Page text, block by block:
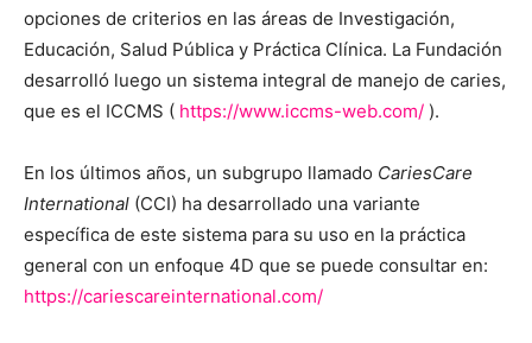
opciones de criterios en las áreas de Investigación,
Educación, Salud Pública y Práctica Clínica. La Fundación
desarrolló luego un sistema integral de manejo de caries,
que es el ICCMS ( https://www.iccms-web.com/ ).
En los últimos años, un subgrupo llamado CariesCare
International (CCI) ha desarrollado una variante
específica de este sistema para su uso en la práctica
general con un enfoque 4D que se puede consultar en:
https://cariescareinternational.com/